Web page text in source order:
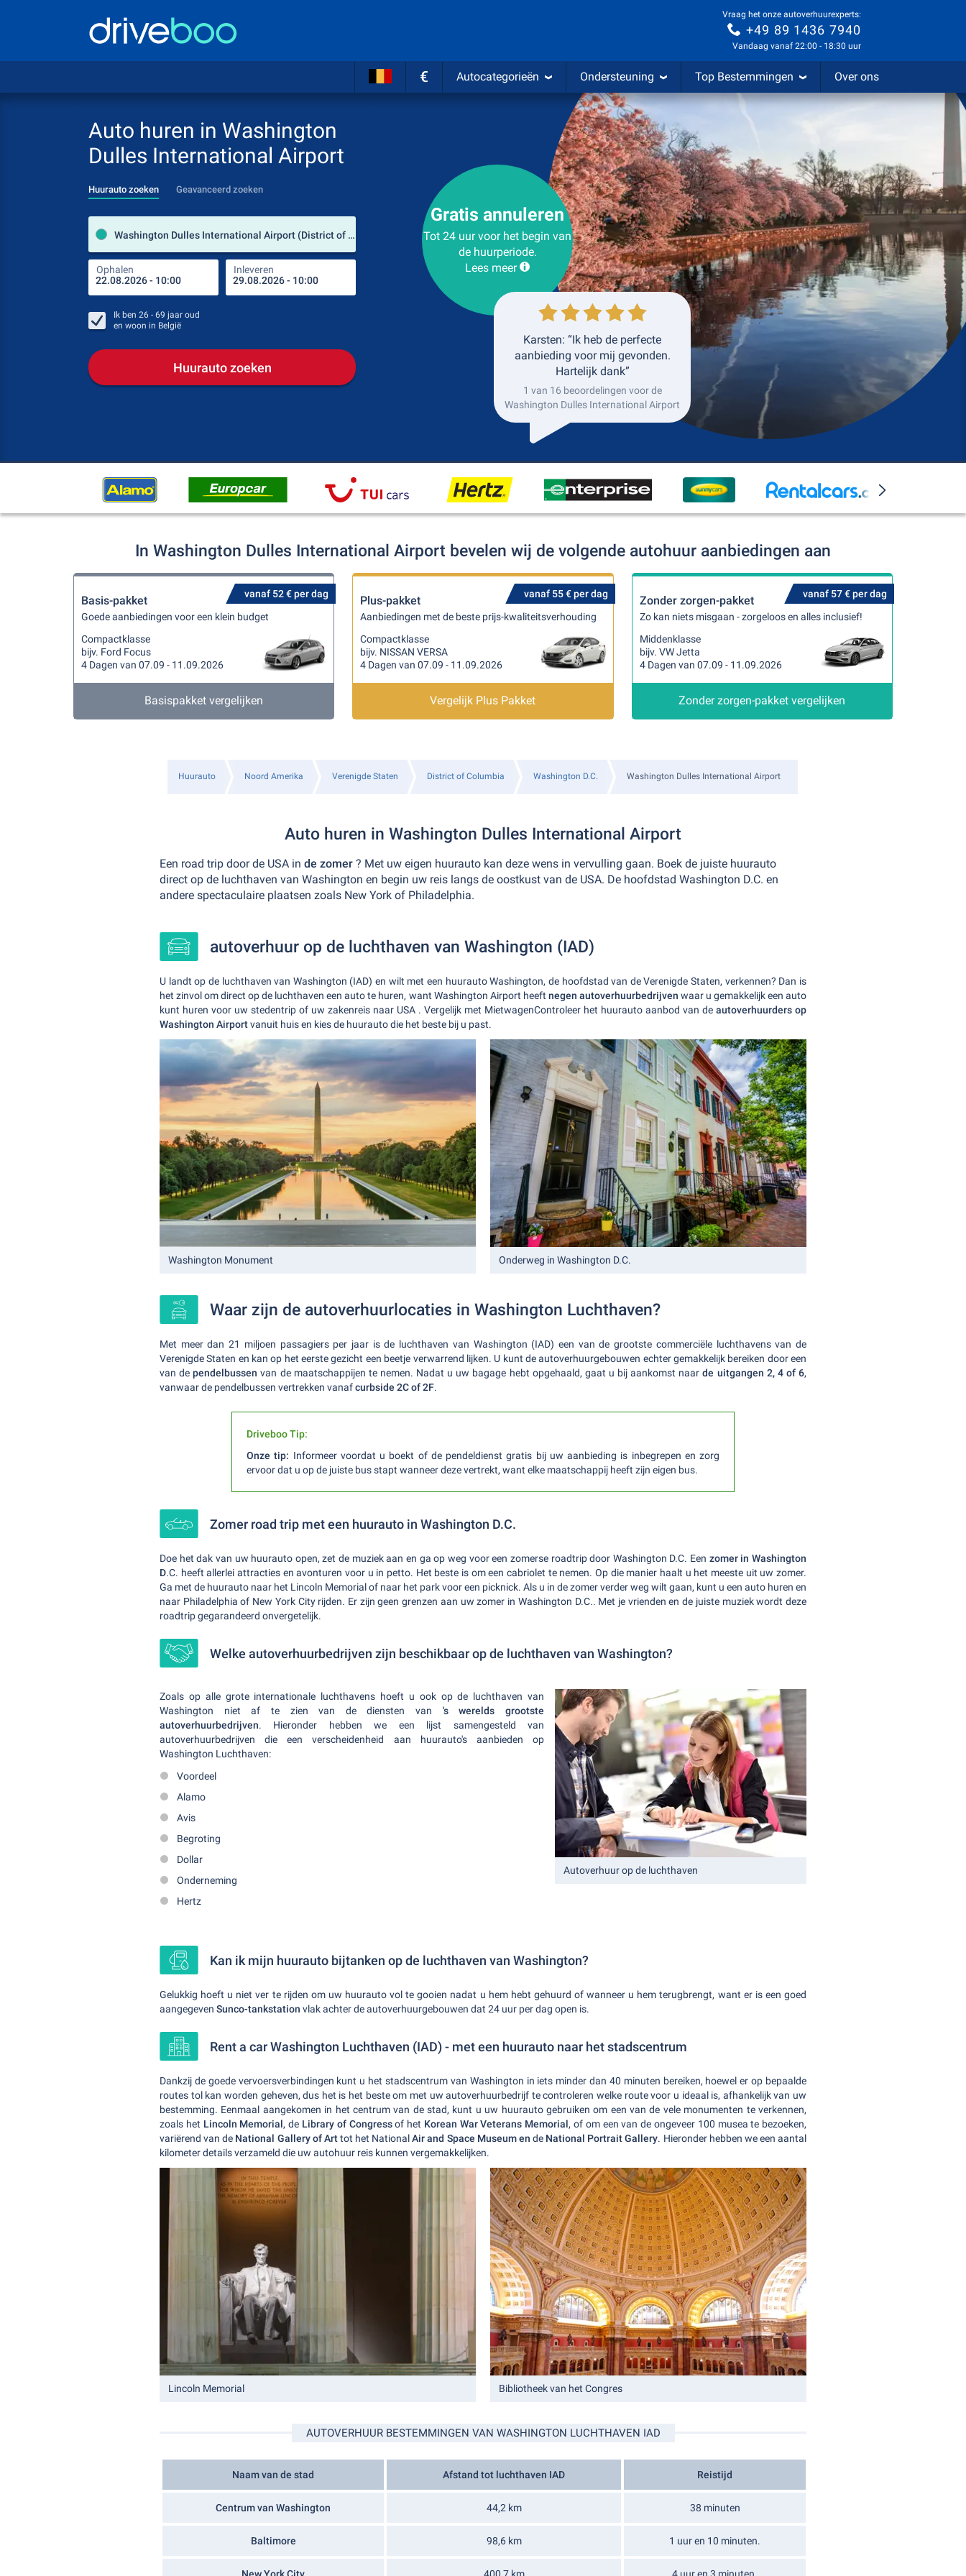
Vraag het onze autoverhuurexperts:
+49 89 1436 7940
Vandaag vanaf 22:00 - 18:30 uur
€ Autocategorieën Ondersteuning Top Bestemmingen Over ons
Auto huren in Washington
Dulles International Airport
Huurauto zoeken Geavanceerd zoeken
Washington Dulles International Airport (District of Columbia / Verenigde Staten)
Ophalen Inleveren
Verhuurlocatie
Plaats voor teruggave
Inleveren
Ik ben 26 - 69 jaar oud
en woon in België
Huurauto zoeken
Gratis annuleren
Tot 24 uur voor het begin van
de huurperiode.
Lees meer
Karsten: “Ik heb de perfecte
aanbieding voor mij gevonden.
Hartelijk dank”
1 van 16 beoordelingen voor de
Washington Dulles International Airport
In Washington Dulles International Airport bevelen wij de volgende autohuur aanbiedingen aan
vanaf 52 € per dag
Basis-pakket
Goede aanbiedingen voor een klein budget
Compactklasse
bijv. Ford Focus
4 Dagen van 07.09 - 11.09.2026
Basispakket vergelijken
vanaf 55 € per dag
Plus-pakket
Aanbiedingen met de beste prijs-kwaliteitsverhouding
Compactklasse
bijv. NISSAN VERSA
4 Dagen van 07.09 - 11.09.2026
Vergelijk Plus Pakket
vanaf 57 € per dag
Zonder zorgen-pakket
Zo kan niets misgaan - zorgeloos en alles inclusief!
Middenklasse
bijv. VW Jetta
4 Dagen van 07.09 - 11.09.2026
Zonder zorgen-pakket vergelijken
Huurauto Noord Amerika Verenigde Staten District of Columbia Washington D.C. Washington Dulles International Airport
Auto huren in Washington Dulles International Airport
Een road trip door de USA in de zomer ? Met uw eigen huurauto kan deze wens in vervulling gaan. Boek de juiste huurauto
direct op de luchthaven van Washington en begin uw reis langs de oostkust van de USA. De hoofdstad Washington D.C. en
andere spectaculaire plaatsen zoals New York of Philadelphia.
autoverhuur op de luchthaven van Washington (IAD)
U landt op de luchthaven van Washington (IAD) en wilt met een huurauto Washington, de hoofdstad van de Verenigde Staten, verkennen? Dan is
het zinvol om direct op de luchthaven een auto te huren, want Washington Airport heeft negen autoverhuurbedrijven waar u gemakkelijk een auto
kunt huren voor uw stedentrip of uw zakenreis naar USA . Vergelijk met MietwagenControleer het huurauto aanbod van de autoverhuurders op
Washington Airportvanuit huis en kies de huurauto die het beste bij u past.
Washington Monument Onderweg in Washington D.C.
Waar zijn de autoverhuurlocaties in Washington Luchthaven?
Met meer dan 21 miljoen passagiers per jaar is de luchthaven van Washington (IAD) een van de grootste commerciële luchthavens van de
Verenigde Staten en kan op het eerste gezicht een beetje verwarrend lijken. U kunt de autoverhuurgebouwen echter gemakkelijk bereiken door een
van dependelbussen van de maatschappijen te nemen. Nadat u uw bagage hebt opgehaald, gaat u bij aankomst naarde uitgangen 2, 4 of 6,
vanwaar de pendelbussen vertrekken vanafcurbside 2C of 2F.
Driveboo Tip:
Onze tip: Informeer voordat u boekt of de pendeldienst gratis bij uw aanbieding is inbegrepen en zorg
ervoor dat u op de juiste bus stapt wanneer deze vertrekt, want elke maatschappij heeft zijn eigen bus.
Zomer road trip met een huurauto in Washington D.C.
Doe het dak van uw huurauto open, zet de muziek aan en ga op weg voor een zomerse roadtrip door Washington D.C. Een zomer in Washington
D.C. heeft allerlei attracties en avonturen voor u in petto. Het beste is om een cabriolet te nemen. Op die manier haalt u het meeste uit uw zomer.
Ga met de huurauto naar het Lincoln Memorial of naar het park voor een picknick. Als u in de zomer verder weg wilt gaan, kunt u een auto huren en
naar Philadelphia of New York City rijden. Er zijn geen grenzen aan uw zomer in Washington D.C.. Met je vrienden en de juiste muziek wordt deze
roadtrip gegarandeerd onvergetelijk.
Welke autoverhuurbedrijven zijn beschikbaar op de luchthaven van Washington?
Autoverhuur op de luchthaven
Zoals op alle grote internationale luchthavens hoeft u ook op de luchthaven van
Washington niet af te zien van de diensten van 's werelds grootste
autoverhuurbedrijven. Hieronder hebben we een lijst samengesteld van
autoverhuurbedrijven die een verscheidenheid aan huurauto's aanbieden op
Washington Luchthaven:
Voordeel
Alamo
Avis
Begroting
Dollar
Onderneming
Hertz
Kan ik mijn huurauto bijtanken op de luchthaven van Washington?
Gelukkig hoeft u niet ver te rijden om uw huurauto vol te gooien nadat u hem hebt gehuurd of wanneer u hem terugbrengt, want er is een goed
aangegeven Sunco-tankstation vlak achter de autoverhuurgebouwen dat 24 uur per dag open is.
Rent a car Washington Luchthaven (IAD) - met een huurauto naar het stadscentrum
Dankzij de goede vervoersverbindingen kunt u het stadscentrum van Washington in iets minder dan 40 minuten bereiken, hoewel er op bepaalde
routes tol kan worden geheven, dus het is het beste om met uw autoverhuurbedrijf te controleren welke route voor u ideaal is, afhankelijk van uw
bestemming. Eenmaal aangekomen in het centrum van de stad, kunt u uw huurauto gebruiken om een van de vele monumenten te verkennen,
zoals het Lincoln Memorial, de Library of Congressof het Korean War Veterans Memorial, of om een van de ongeveer 100 musea te bezoeken,
variërend van de National Gallery of Arttot het NationalAir and Space Museum en de National Portrait Gallery. Hieronder hebben we een aantal
kilometer details verzameld die uw autohuur reis kunnen vergemakkelijken.
Lincoln Memorial Bibliotheek van het Congres
AUTOVERHUUR BESTEMMINGEN VAN WASHINGTON LUCHTHAVEN IAD
Naam van de stad Afstand tot luchthaven IAD Reistijd
Centrum van Washington 44,2 km 38 minuten
Baltimore 98,6 km 1 uur en 10 minuten.